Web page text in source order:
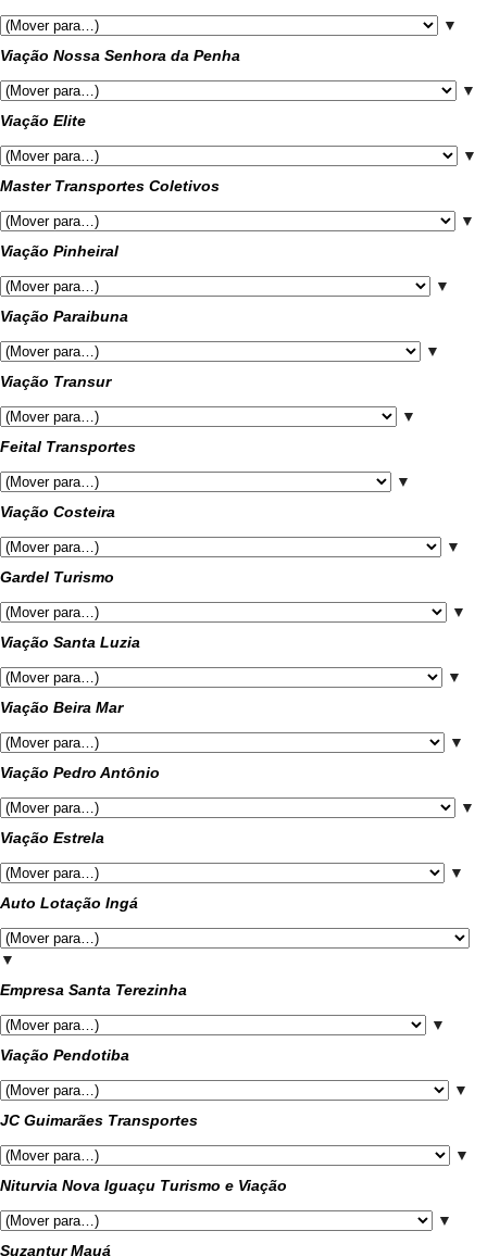
▼
Viação Nossa Senhora da Penha
▼
Viação Elite
▼
Master Transportes Coletivos
▼
Viação Pinheiral
▼
Viação Paraibuna
▼
Viação Transur
▼
Feital Transportes
▼
Viação Costeira
▼
Gardel Turismo
▼
Viação Santa Luzia
▼
Viação Beira Mar
▼
Viação Pedro Antônio
▼
Viação Estrela
▼
Auto Lotação Ingá
▼
Empresa Santa Terezinha
▼
Viação Pendotiba
▼
JC Guimarães Transportes
▼
Niturvia Nova Iguaçu Turismo e Viação
▼
Suzantur Mauá